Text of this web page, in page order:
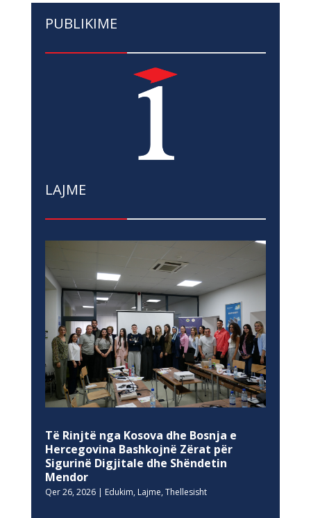
PUBLIKIME
LAJME
Të Rinjtë nga Kosova dhe Bosnja e
Hercegovina Bashkojnë Zërat për
Sigurinë Digjitale dhe Shëndetin
Mendor
Qer 26, 2026| Edukim, Lajme, Thellesisht